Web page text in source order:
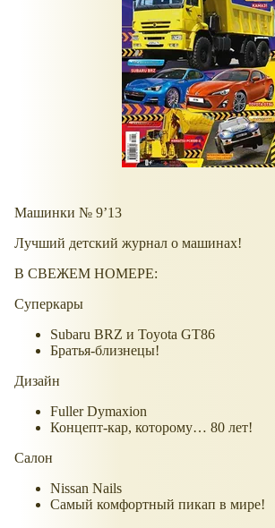
Машинки № 9’13
Лучший детский журнал о машинах!
В СВЕЖЕМ НОМЕРЕ:
Суперкары
Subaru BRZ и Toyota GT86
Братья-близнецы!
Дизайн
Fuller Dymaxion
Концепт-кар, которому… 80 лет!
Салон
Nissan Nails
Самый комфортный пикап в мире!